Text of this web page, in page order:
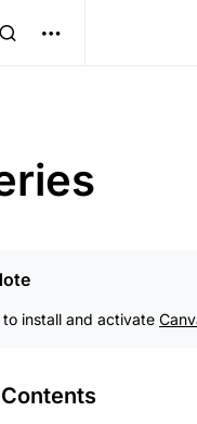
to install and activate